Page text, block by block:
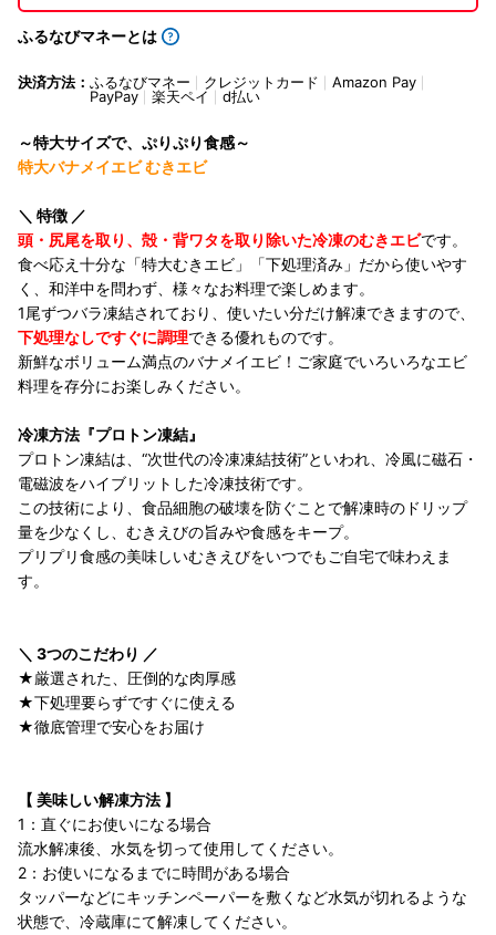
ふるなびマネーとは
決済方法： ふるなびマネー クレジットカード
Amazon Pay
PayPay
楽天ペイ d払い
～特大サイズで、ぷりぷり食感～
特大バナメイエビ むきエビ
＼ 特徴 ／
頭・尻尾を取り、殻・背ワタを取り除いた冷凍のむきエビです。
食べ応え十分な「特大むきエビ」「下処理済み」だから使いやす
く、和洋中を問わず、様々なお料理で楽しめます。
1尾ずつバラ凍結されており、使いたい分だけ解凍できますので、
下処理なしですぐに調理できる優れものです。
新鮮なボリューム満点のバナメイエビ！ご家庭でいろいろなエビ
料理を存分にお楽しみください。
冷凍方法『プロトン凍結』
プロトン凍結は、“次世代の冷凍凍結技術”といわれ、冷風に磁石・
電磁波をハイブリットした冷凍技術です。
この技術により、食品細胞の破壊を防ぐことで解凍時のドリップ
量を少なくし、むきえびの旨みや食感をキープ。
プリプリ食感の美味しいむきえびをいつでもご自宅で味わえま
す。
＼ 3つのこだわり ／
★厳選された、圧倒的な肉厚感
★下処理要らずですぐに使える
★徹底管理で安心をお届け
【 美味しい解凍方法 】
1：直ぐにお使いになる場合
流水解凍後、水気を切って使用してください。
2：お使いになるまでに時間がある場合
タッパーなどにキッチンペーパーを敷くなど水気が切れるような
状態で、冷蔵庫にて解凍してください。